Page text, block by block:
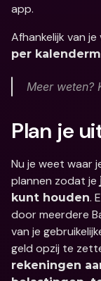
app.
Afhankelijk van
per
Meer weten?
Plan je
Nu je weet waar
plannen zodat je
kunt houden.
door meerdere
van je
rekeningen